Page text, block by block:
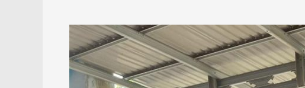
Disperindag
Balangan
Gelar
Pasar